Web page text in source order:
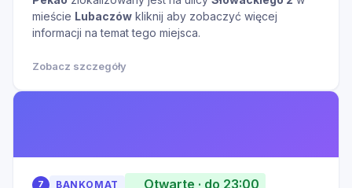
mieście Lubaczów kliknij aby zobaczyć więcej
informacji na temat tego miejsca.
Zobacz szczegóły
7 BANKOMAT Otwarte · do 23:00